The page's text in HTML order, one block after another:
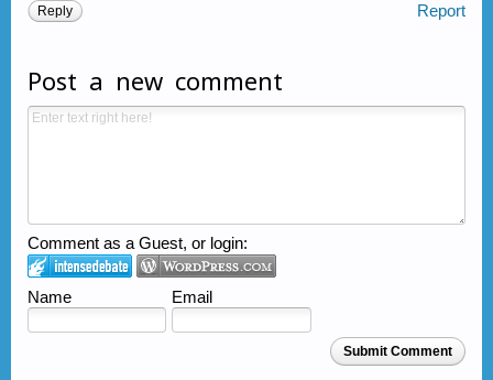
Report
Reply
Post a new comment
Comment as a Guest, or login:
Name Email
Submit Comment